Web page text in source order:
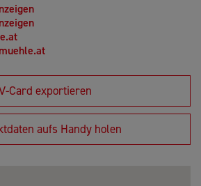
Card exportieren
aufs Handy holen